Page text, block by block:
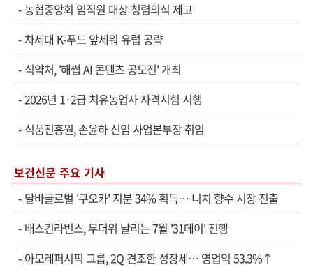
-농협중앙회 임직원 대상 청렴의식 제고
- 차세대 K-푸드 앞세워 유럽 공략
- 식약처, '해썹 AI 콘텐츠 공모전' 개최
-2026년 1·2급 치유농업사 자격시험 시행
- 식품진흥원, 손윤하 신임 사업본부장 취임
보건신문 주요 기사
- 달바글로벌 '쿠오카' 지분 34% 획득… 니치 향수 시장 진출
- 배스킨라빈스, 무더위 날리는 7월 '31데이' 진행
- 아모레퍼시픽 그룹, 2Q 견조한 성장세… 영업익 53.3%↑